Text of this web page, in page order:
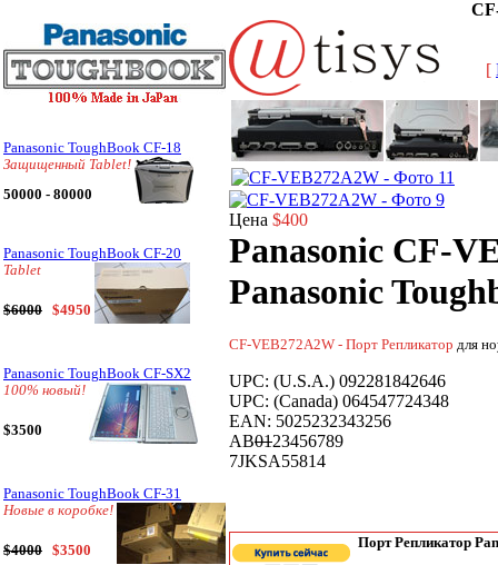
Panasonic ToughBook CF-18
Защищенный Tablet!
50000 - 80000
Panasonic ToughBook CF-20
Tablet
$6000 $4950
Panasonic ToughBook CF-SX2
100% новый!
$3500
Panasonic ToughBook CF-31
Новые в коробке!
$4000 $3500
[
Цена $400
Panasonic CF-
Panasonic
CF-VEB272A2W - Порт Репликатор для
UPC: (U.S.A.) 092281842646
UPC: (Canada) 064547724348
EAN: 5025232343256
AB0123456789
7JKSA55814
Порт Репликатор